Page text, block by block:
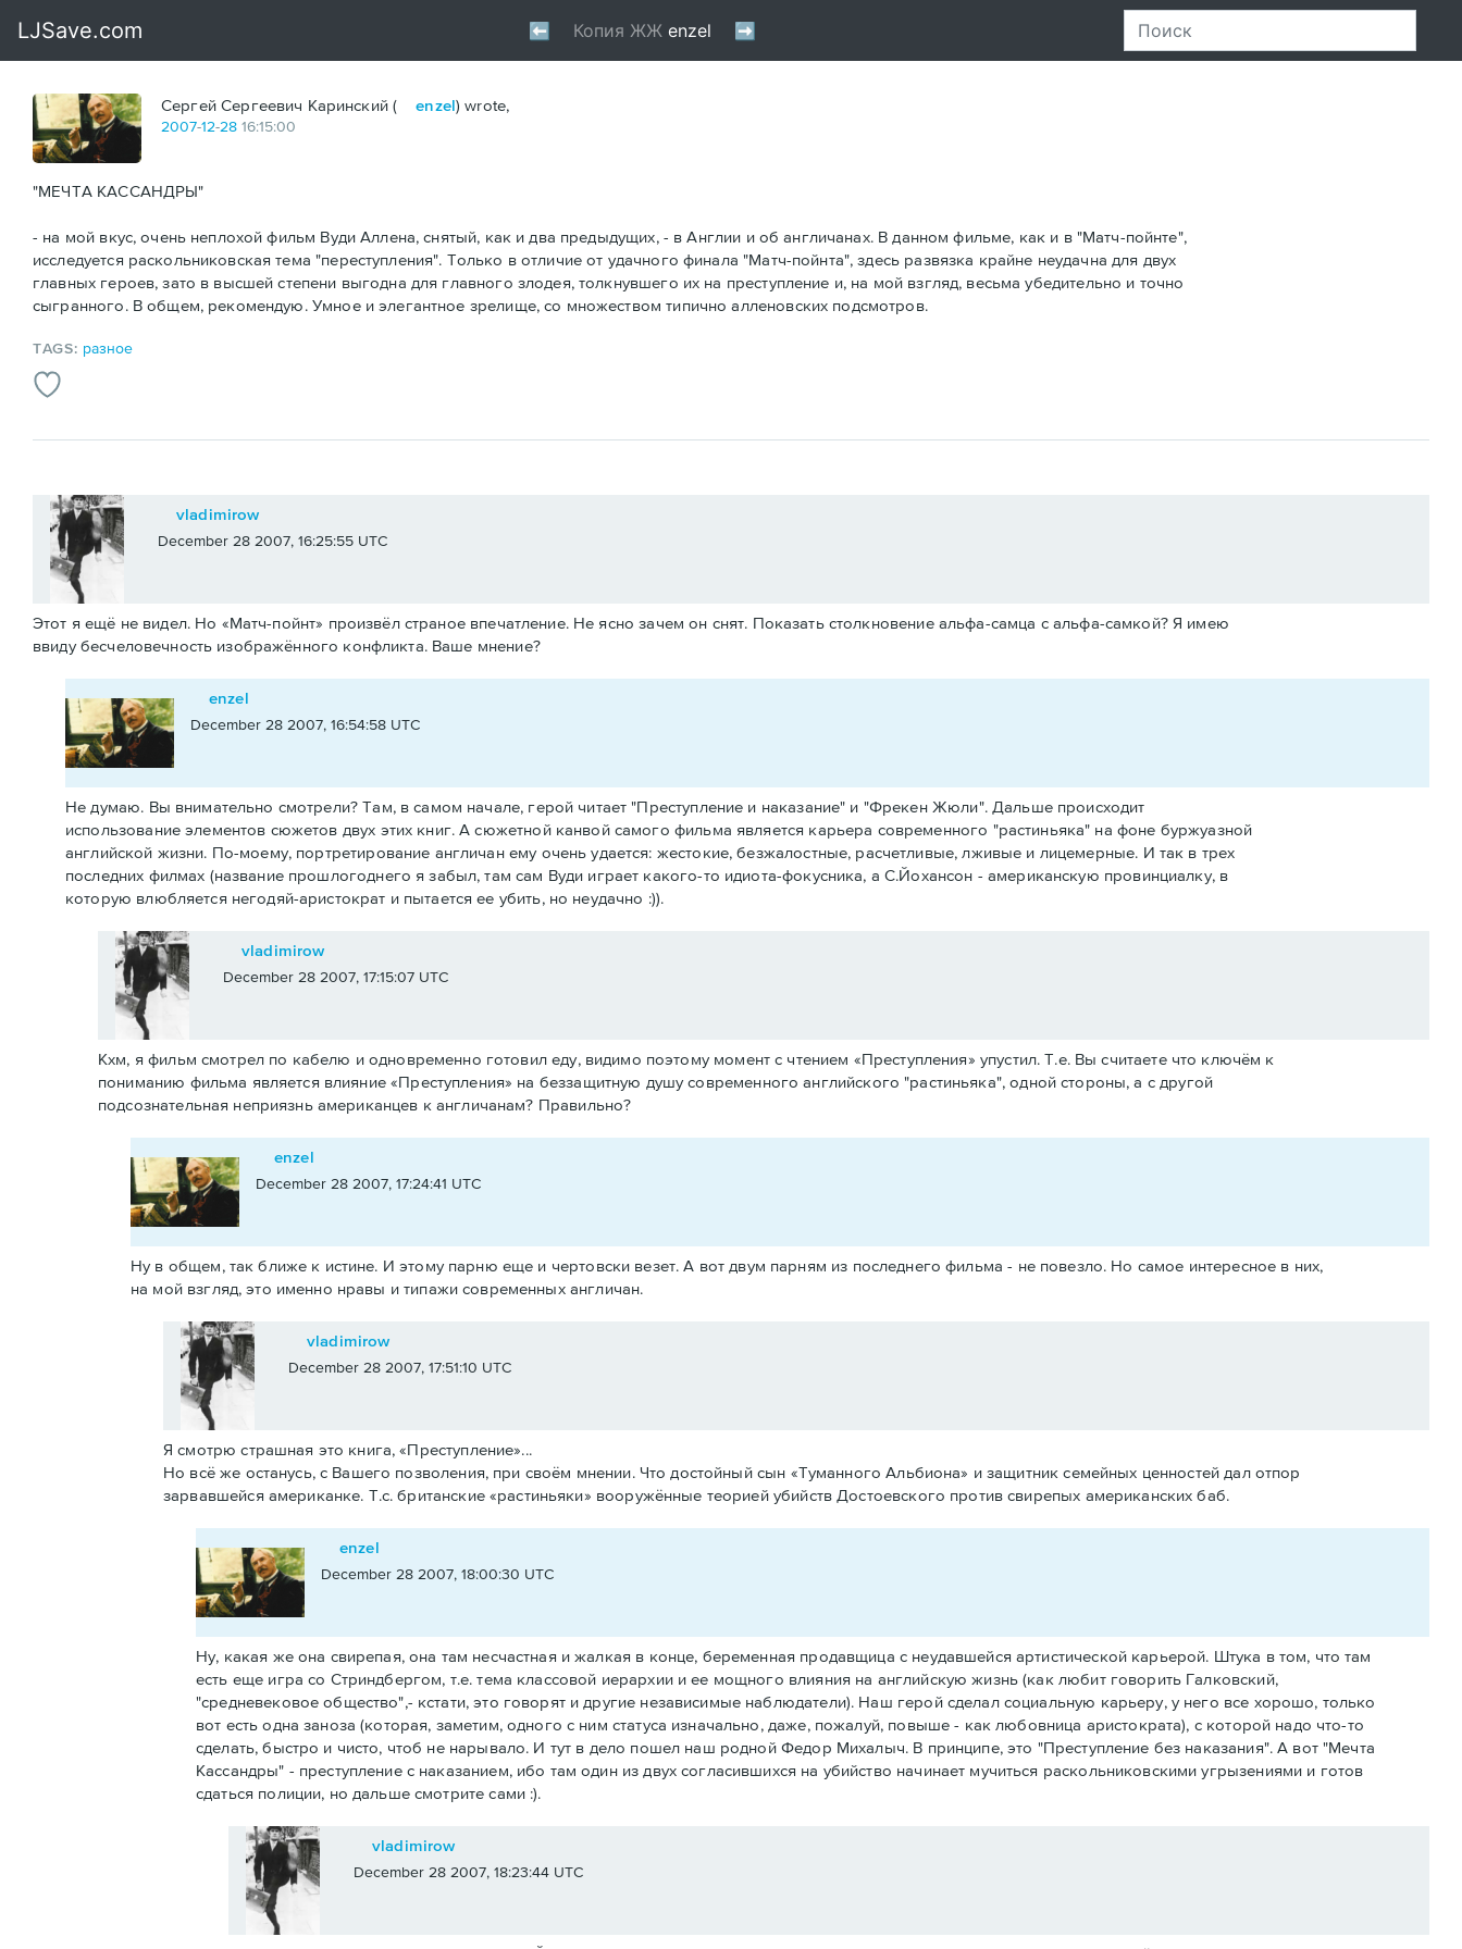
Сергей Сергеевич Каринский ( enzel) wrote,
2007-12-28 16:15:00
"МЕЧТА КАССАНДРЫ"
- на мой вкус, очень неплохой фильм Вуди Аллена, снятый, как и два предыдущих, - в Англии и об англичанах. В данном фильме, как и в "Матч-пойнте",
исследуется раскольниковская тема "переступления". Только в отличие от удачного финала "Матч-пойнта", здесь развязка крайне неудачна для двух
главных героев, зато в высшей степени выгодна для главного злодея, толкнувшего их на преступление и, на мой взгляд, весьма убедительно и точно
сыгранного. В общем, рекомендую. Умное и элегантное зрелище, со множеством типично алленовских подсмотров.
TAGS: разное
vladimirow
December 28 2007, 16:25:55 UTC
Этот я ещё не видел. Но «Матч-пойнт» произвёл страное впечатление. Не ясно зачем он снят. Показать столкновение альфа-самца с альфа-самкой? Я имею
ввиду бесчеловечность изображённого конфликта. Ваше мнение?
enzel
December 28 2007, 16:54:58 UTC
Не думаю. Вы внимательно смотрели? Там, в самом начале, герой читает "Преступление и наказание" и "Фрекен Жюли". Дальше происходит
использование элементов сюжетов двух этих книг. А сюжетной канвой самого фильма является карьера современного "растиньяка" на фоне буржуазной
английской жизни. По-моему, портретирование англичан ему очень удается: жестокие, безжалостные, расчетливые, лживые и лицемерные. И так в трех
последних филмах (название прошлогоднего я забыл, там сам Вуди играет какого-то идиота-фокусника, а С.Йохансон - американскую провинциалку, в
которую влюбляется негодяй-аристократ и пытается ее убить, но неудачно :)).
vladimirow
December 28 2007, 17:15:07 UTC
Кхм, я фильм смотрел по кабелю и одновременно готовил еду, видимо поэтому момент с чтением «Преступления» упустил. Т.е. Вы считаете что ключём к
пониманию фильма является влияние «Преступления» на беззащитную душу современного английского "растиньяка", одной стороны, а с другой
подсознательная неприязнь американцев к англичанам? Правильно?
enzel
December 28 2007, 17:24:41 UTC
Ну в общем, так ближе к истине. И этому парню еще и чертовски везет. А вот двум парням из последнего фильма - не повезло. Но самое интересное в них,
на мой взгляд, это именно нравы и типажи современных англичан.
vladimirow
December 28 2007, 17:51:10 UTC
Я смотрю страшная это книга, «Преступление»...
Но всё же останусь, с Вашего позволения, при своём мнении. Что достойный сын «Туманного Альбиона» и защитник семейных ценностей дал отпор
зарвавшейся американке. Т.с. британские «растиньяки» вооружённые теорией убийств Достоевского против свирепых американских баб.
enzel
December 28 2007, 18:00:30 UTC
Ну, какая же она свирепая, она там несчастная и жалкая в конце, беременная продавщица с неудавшейся артистической карьерой. Штука в том, что там
есть еще игра со Стриндбергом, т.е. тема классовой иерархии и ее мощного влияния на английскую жизнь (как любит говорить Галковский,
"средневековое общество",- кстати, это говорят и другие независимые наблюдатели). Наш герой сделал социальную карьеру, у него все хорошо, только
вот есть одна заноза (которая, заметим, одного с ним статуса изначально, даже, пожалуй, повыше - как любовница аристократа), с которой надо что-то
сделать, быстро и чисто, чтоб не нарывало. И тут в дело пошел наш родной Федор Михалыч. В принципе, это "Преступление без наказания". А вот "Мечта
Кассандры" - преступление с наказанием, ибо там один из двух согласившихся на убийство начинает мучиться раскольниковскими угрызениями и готов
сдаться полиции, но дальше смотрите сами :).
vladimirow
December 28 2007, 18:23:44 UTC